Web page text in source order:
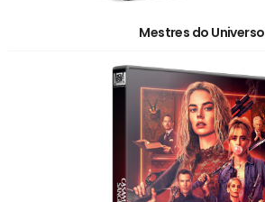
Mestres do Universo